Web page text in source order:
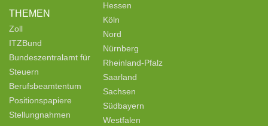
THEMEN
Zoll
ITZBund
Bundeszentralamt für
Steuern
Berufsbeamtentum
Positionspapiere
Stellungnahmen
Hessen
Köln
Nord
Nürnberg
Rheinland-Pfalz
Saarland
Sachsen
Südbayern
Westfalen